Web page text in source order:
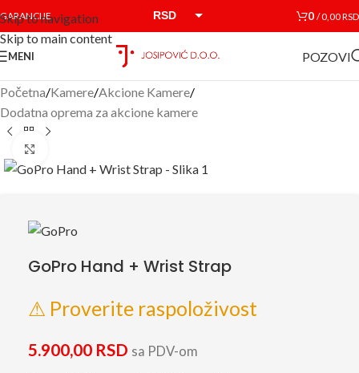
Skip to navigation
Skip to main content
GARANCIJE RSD 0 /0,00RSD
MENI POZOVI
Početna/Kamere/Akcione Kamere/
Dodatna oprema za akcione kamere
GoPro Hand + Wrist Strap
⚠ Proverite raspoloživost
5.900,00 RSD sa PDV-om